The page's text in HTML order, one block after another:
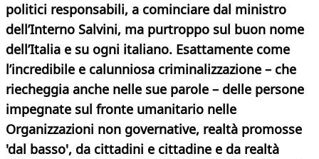
politici responsabili, a cominciare dal ministro
dell’Interno Salvini, ma purtroppo sul buon nome
dell’Italia e su ogni italiano. Esattamente come
l’incredibile e calunniosa criminalizzazione – che
riecheggia anche nelle sue parole – delle persone
impegnate sul fronte umanitario nelle
Organizzazioni non governative, realtà promosse
'dal basso', da cittadini e cittadine e da realtà